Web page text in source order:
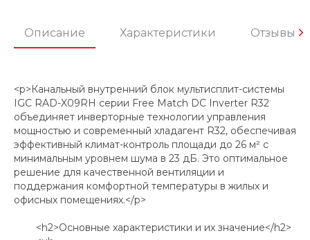
Описание Характеристики Отзывы
<p>Канальный внутренний блок мультисплит-системы
IGC RAD-X09RH серии Free Match DC Inverter R32
объединяет инверторные технологии управления
мощностью и современный хладагент R32, обеспечивая
эффективный климат-контроль площади до 26 м² с
минимальным уровнем шума в 23 дБ. Это оптимальное
решение для качественной вентиляции и
поддержания комфортной температуры в жилых и
офисных помещениях.</p>
<h2>Основные характеристики и их значение</h2>